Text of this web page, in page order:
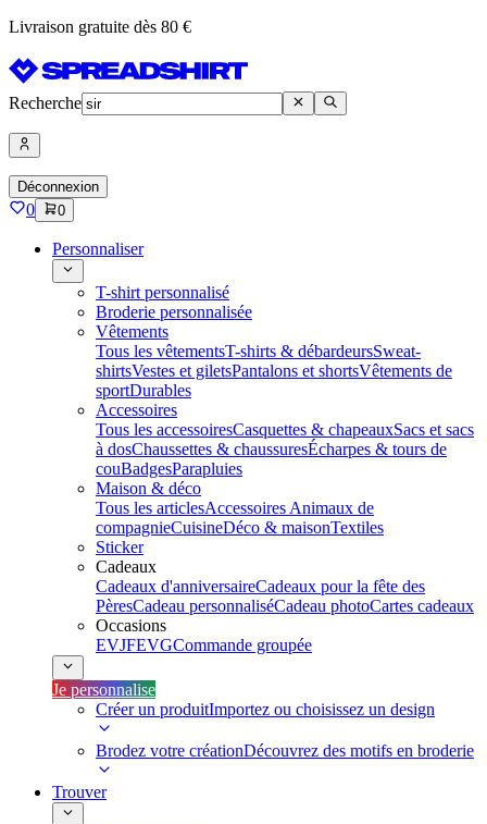
Livraison gratuite dès 80 €
Recherche
Déconnexion
0 0
Personnaliser
T-shirt personnalisé
Broderie personnalisée
Vêtements
Tous les vêtementsT-shirts & débardeursSweat-
shirtsVestes et giletsPantalons et shortsVêtements de
sportDurables
Accessoires
Tous les accessoiresCasquettes & chapeauxSacs et sacs
à dosChaussettes & chaussuresÉcharpes & tours de
couBadgesParapluies
Maison & déco
Tous les articlesAccessoires Animaux de
compagnieCuisineDéco & maisonTextiles
Sticker
Cadeaux
Cadeaux d'anniversaireCadeaux pour la fête des
PèresCadeau personnaliséCadeau photoCartes cadeaux
Occasions
EVJFEVGCommande groupée
Je personnalise
Créer un produitImportez ou choisissez un design
Brodez votre créationDécouvrez des motifs en broderie
Trouver